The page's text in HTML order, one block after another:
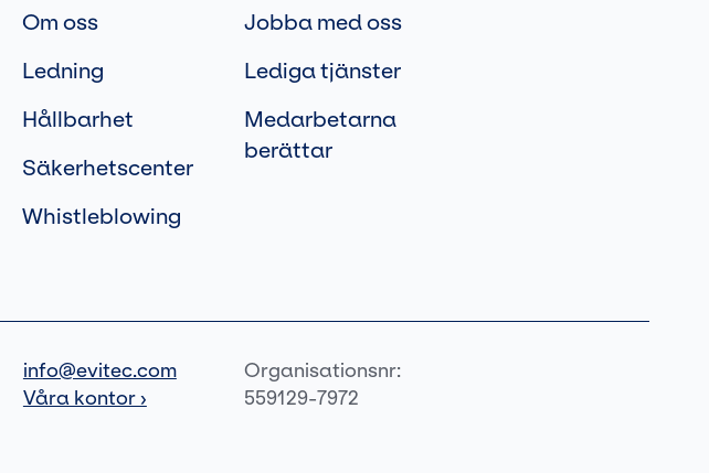
Om oss
Ledning
Hållbarhet
Säkerhetscenter
Whistleblowing
Jobba med oss
Lediga tjänster
Medarbetarna
berättar
info@evitec.com
Våra kontor ›
Organisationsnr:
559129-7972